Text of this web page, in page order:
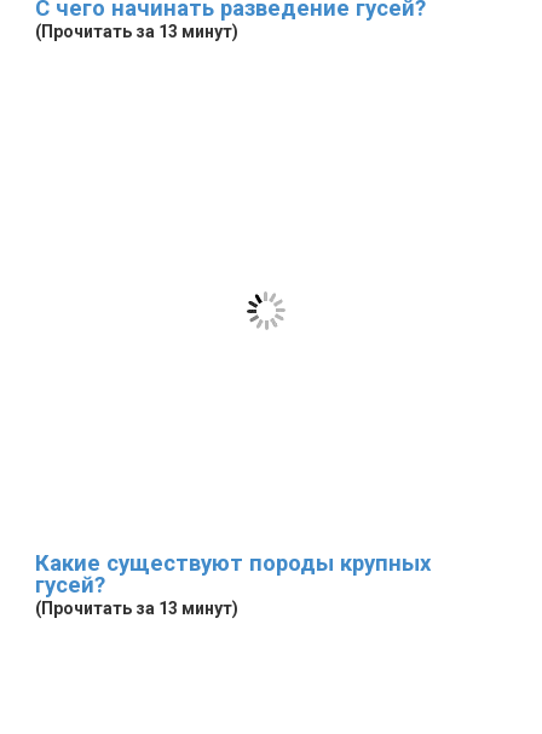
С чего начинать разведение гусей?
(Прочитать за 13 минут)
Какие существуют породы крупных
гусей?
(Прочитать за 13 минут)